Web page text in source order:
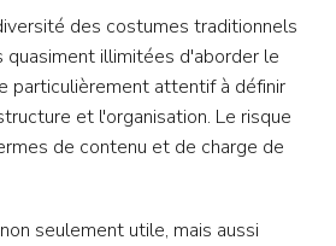
des costumes traditionnels
illimitées d'aborder le
particulièrement attentif à définir
et l'organisation. Le risque
de contenu et de charge de
seulement utile, mais aussi